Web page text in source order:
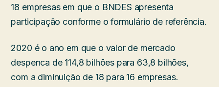
18 empresas em que o BNDES apresenta
participação conforme o formulário de referência.
2020 é o ano em que o valor de mercado
despenca de 114,8 bilhões para 63,8 bilhões,
com a diminuição de 18 para 16 empresas.